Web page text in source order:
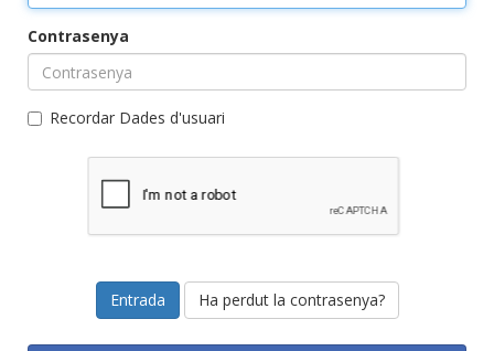
Contrasenya
Recordar Dades d'usuari
Ha perdut la contrasenya?